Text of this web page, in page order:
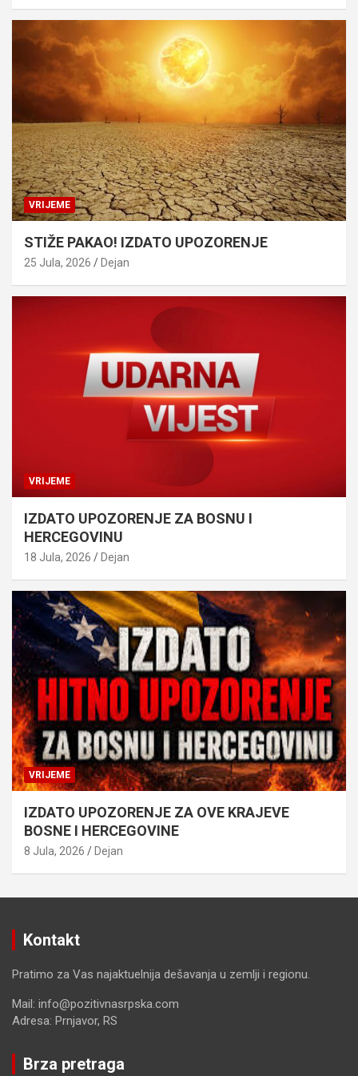
VRIJEME
STIŽE PAKAO! IZDATO UPOZORENJE
25 Jula, 2026 Dejan
VRIJEME
IZDATO UPOZORENJE ZA BOSNU I
HERCEGOVINU
18 Jula, 2026 Dejan
VRIJEME
IZDATO UPOZORENJE ZA OVE KRAJEVE
BOSNE I HERCEGOVINE
8 Jula, 2026 Dejan
Kontakt
Pratimo za Vas najaktuelnija dešavanja u zemlji i regionu.
Mail: info@pozitivnasrpska.com
Adresa: Prnjavor, RS
Brza pretraga